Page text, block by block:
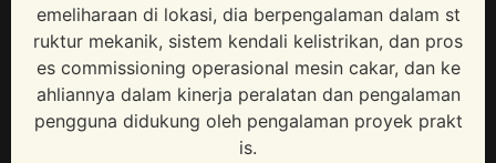
emeliharaan di lokasi, dia berpengalaman dalam st
ruktur mekanik, sistem kendali kelistrikan, dan pros
es commissioning operasional mesin cakar, dan ke
ahliannya dalam kinerja peralatan dan pengalaman
pengguna didukung oleh pengalaman proyek prakt
is.